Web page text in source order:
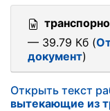
— 39.79 Кб (
документ)
Открыть текст
вытекающие из